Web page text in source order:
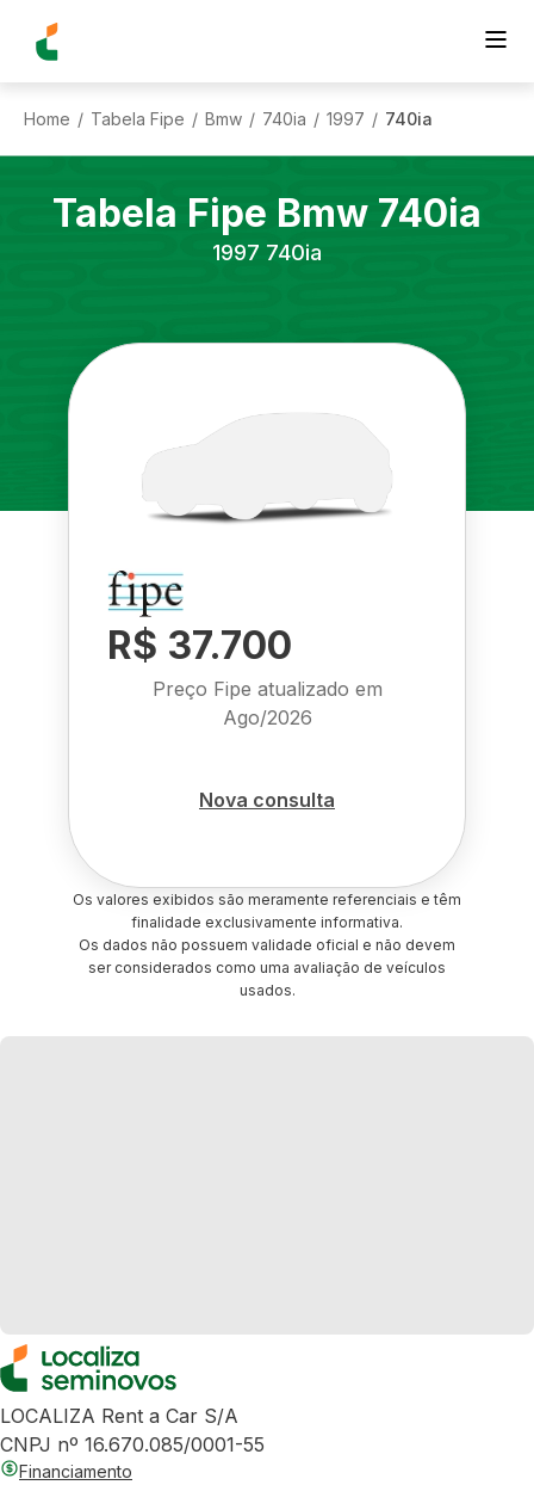
Home / Tabela Fipe / Bmw / 740ia / 1997 / 740ia
Tabela Fipe Bmw 740ia
1997 740ia
R$ 37.700
Preço Fipe atualizado em
Ago/2026
Nova consulta
Os valores exibidos são meramente referenciais e têm
finalidade exclusivamente informativa.
Os dados não possuem validade oficial e não devem
ser considerados como uma avaliação de veículos
usados.
LOCALIZA Rent a Car S/A
CNPJ nº 16.670.085/0001-55
Financiamento